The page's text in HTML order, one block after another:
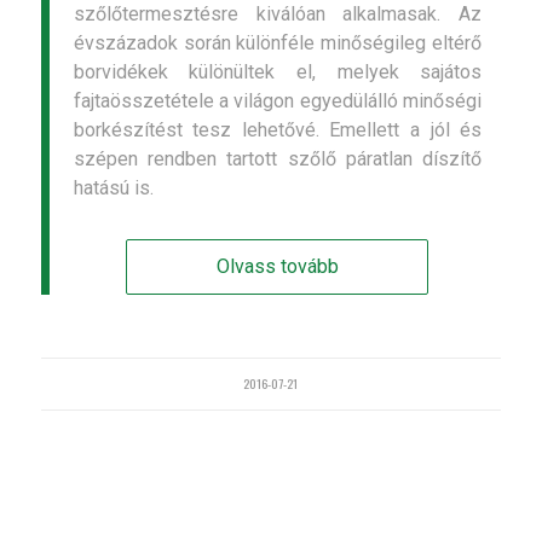
szőlőtermesztésre kiválóan alkalmasak. Az
évszázadok során különféle minőségileg eltérő
borvidékek különültek el, melyek sajátos
fajtaösszetétele a világon egyedülálló minőségi
borkészítést tesz lehetővé. Emellett a jól és
szépen rendben tartott szőlő páratlan díszítő
hatású is.
Olvass tovább
2016-07-21